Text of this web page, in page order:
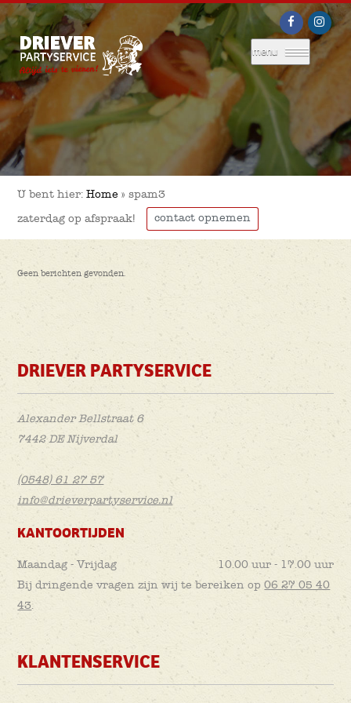
menu
U bent hier:Home »spam3
zaterdag op afspraak! contact opnemen
Geen berichten gevonden.
DRIEVER PARTYSERVICE
Alexander Bellstraat 6
7442 DE Nijverdal
(0548) 61 27 57
info@drieverpartyservice.nl
KANTOORTIJDEN
Maandag - Vrijdag
10.00 uur - 17.00 uur
Bij dringende vragen zijn wij te bereiken op06 27 05 40
43.
KLANTENSERVICE